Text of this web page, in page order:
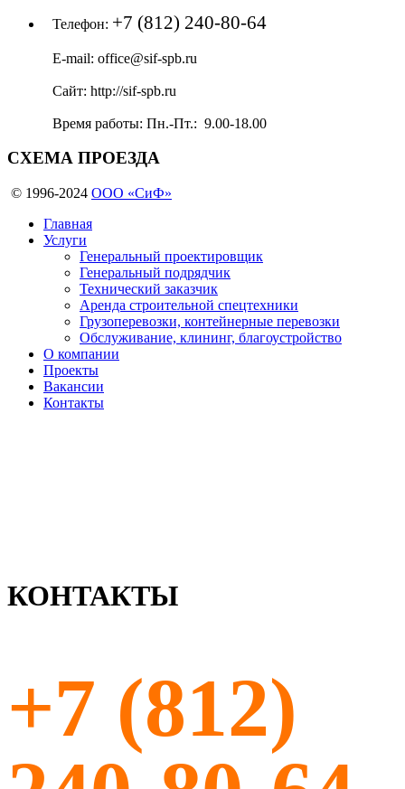
Телефон: +7 (812) 240-80-64
E-mail: office@sif-spb.ru
Сайт: http://sif-spb.ru
Время работы: Пн.-Пт.: 9.00-18.00
СХЕМА ПРОЕЗДА
© 1996-2024 ООО «СиФ»
Главная
Услуги
Генеральный проектировщик
Генеральный подрядчик
Технический заказчик
Аренда строительной спецтехники
Грузоперевозки, контейнерные перевозки
Обслуживание, клининг, благоустройство
О компании
Проекты
Вакансии
Контакты
КОНТАКТЫ
+7 (812)